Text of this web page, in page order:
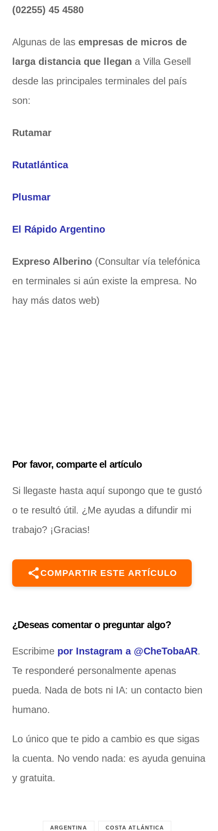
(02255) 45 4580
Algunas de las empresas de micros de
larga distancia que llegan a Villa Gesell
desde las principales terminales del país
son:
Rutamar
Rutatlántica
Plusmar
El Rápido Argentino
Expreso Alberino (Consultar vía telefónica
en terminales si aún existe la empresa. No
hay más datos web)
Por favor, comparte el artículo
Si llegaste hasta aquí supongo que te gustó
o te resultó útil. ¿Me ayudas a difundir mi
trabajo? ¡Gracias!
COMPARTIR ESTE ARTÍCULO
¿Deseas comentar o preguntar algo?
Escribime por Instagram a @CheTobaAR.
Te responderé personalmente apenas
pueda. Nada de bots ni IA: un contacto bien
humano.
Lo único que te pido a cambio es que sigas
la cuenta. No vendo nada: es ayuda genuina
y gratuita.
ARGENTINA COSTA ATLÁNTICA